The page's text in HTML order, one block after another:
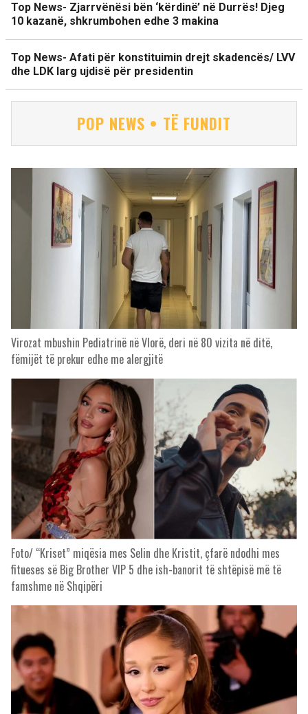
Top News- Zjarrvënësi bën ‘kërdinë’ në Durrës! Djeg
10 kazanë, shkrumbohen edhe 3 makina
Top News- Afati për konstituimin drejt skadencës/ LVV
dhe LDK larg ujdisë për presidentin
POP NEWS • TË FUNDIT
Virozat mbushin Pediatrinë në Vlorë, deri në 80 vizita në ditë,
fëmijët të prekur edhe me alergjitë
Foto/ “Kriset” miqësia mes Selin dhe Kristit, çfarë ndodhi mes
fitueses së Big Brother VIP 5 dhe ish-banorit të shtëpisë më të
famshme në Shqipëri